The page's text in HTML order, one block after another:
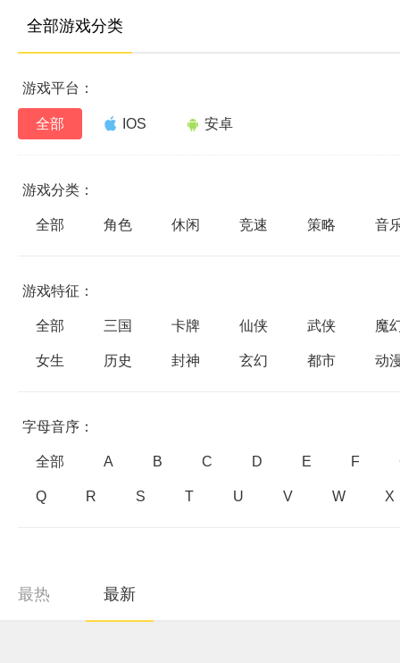
全部游戏分类
游戏平台：
全部 IOS 安卓
游戏分类：
全部 角色 休闲 竞速 策略 音
游戏特征：
全部 三国 卡牌 仙侠 武侠 魔
女生 历史 封神 玄幻 都市 动
字母音序：
全部 A B C D E F
Q R S T U V W X
最热 最新